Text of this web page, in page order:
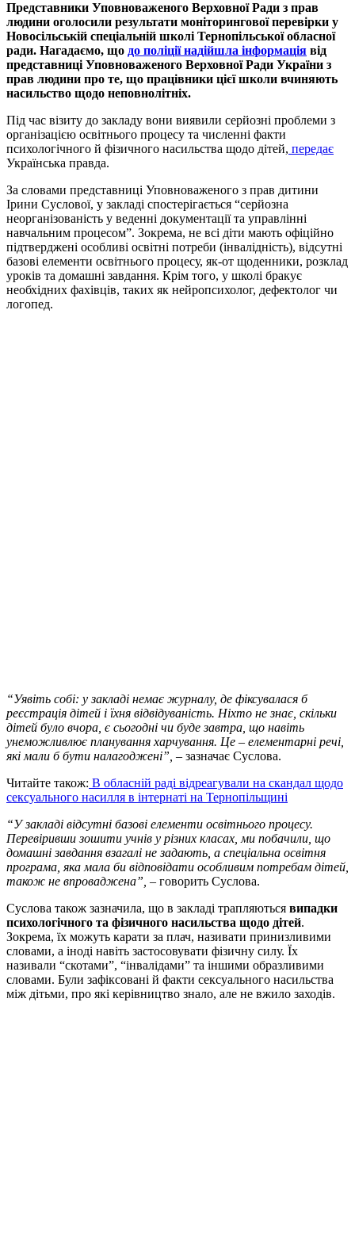
Представники Уповноваженого Верховної Ради з прав
людини оголосили результати моніторингової перевірки у
Новосільській спеціальній школі Тернопільської обласної
ради. Нагадаємо, що до поліції надійшла інформація від
представниці Уповноваженого Верховної Ради України з
прав людини про те, що працівники цієї школи вчиняють
насильство щодо неповнолітніх.
Під час візиту до закладу вони виявили серйозні проблеми з
організацією освітнього процесу та численні факти
психологічного й фізичного насильства щодо дітей, передає
Українська правда.
За словами представниці Уповноваженого з прав дитини
Ірини Суслової, у закладі спостерігається “серйозна
неорганізованість у веденні документації та управлінні
навчальним процесом”. Зокрема, не всі діти мають офіційно
підтверджені особливі освітні потреби (інвалідність), відсутні
базові елементи освітнього процесу, як-от щоденники, розклад
уроків та домашні завдання. Крім того, у школі бракує
необхідних фахівців, таких як нейропсихолог, дефектолог чи
логопед.
“Уявіть собі: у закладі немає журналу, де фіксувалася б
реєстрація дітей і їхня відвідуваність. Ніхто не знає, скільки
дітей було вчора, є сьогодні чи буде завтра, що навіть
унеможливлює планування харчування. Це – елементарні речі,
які мали б бути налагоджені”, – зазначає Суслова.
Читайте також: В обласній раді відреагували на скандал щодо
сексуального насилля в інтернаті на Тернопільщині
“У закладі відсутні базові елементи освітнього процесу.
Перевіривши зошити учнів у різних класах, ми побачили, що
домашні завдання взагалі не задають, а спеціальна освітня
програма, яка мала би відповідати особливим потребам дітей,
також не впроваджена”, – говорить Суслова.
Суслова також зазначила, що в закладі трапляються випадки
психологічного та фізичного насильства щодо дітей.
Зокрема, їх можуть карати за плач, називати принизливими
словами, а іноді навіть застосовувати фізичну силу. Їх
називали “скотами”, “інвалідами” та іншими образливими
словами. Були зафіксовані й факти сексуального насильства
між дітьми, про які керівництво знало, але не вжило заходів.